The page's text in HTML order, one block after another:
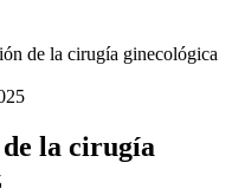
de la cirugía ginecológica
la cirugía